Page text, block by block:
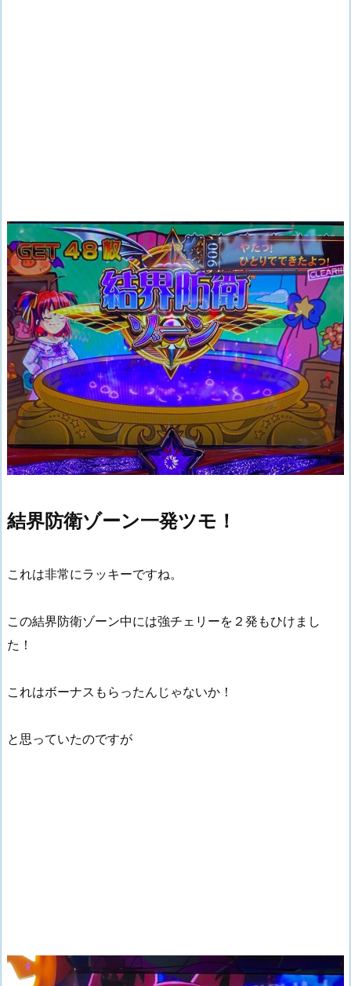
結界防衛ゾーン一発ツモ！
これは非常にラッキーですね。
この結界防衛ゾーン中には強チェリーを２発もひけまし
た！
これはボーナスもらったんじゃないか！
と思っていたのですが